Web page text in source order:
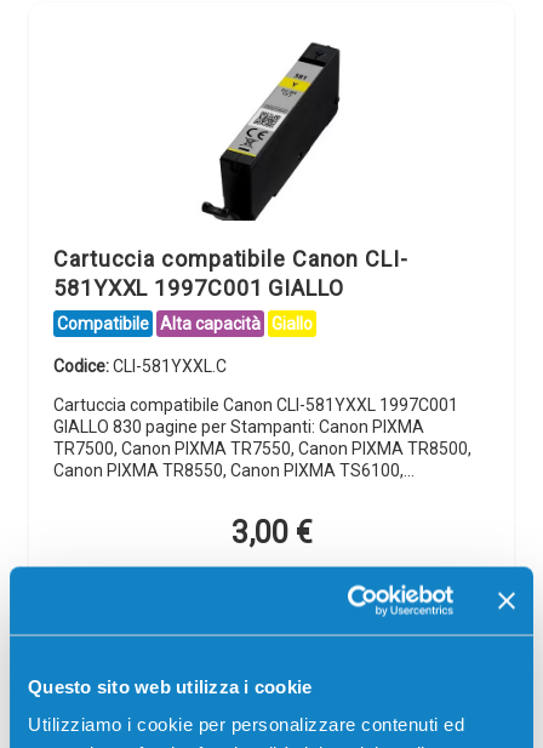
Questo sito web utilizza i cookie
Utilizziamo i cookie per personalizzare contenuti ed
Cartuccia compatibile Canon CLI-
581YXXL 1997C001 GIALLO
Compatibile Alta capacità Giallo
Codice:CLI-581YXXL.C
Cartuccia compatibile Canon CLI-581YXXL 1997C001
GIALLO 830 pagine per Stampanti: Canon PIXMA
TR7500, Canon PIXMA TR7550, Canon PIXMA TR8500,
Canon PIXMA TR8550, Canon PIXMA TS6100,…
3,00 €
CONSEGNA IN 24/48 ORE
SCADE TRA: